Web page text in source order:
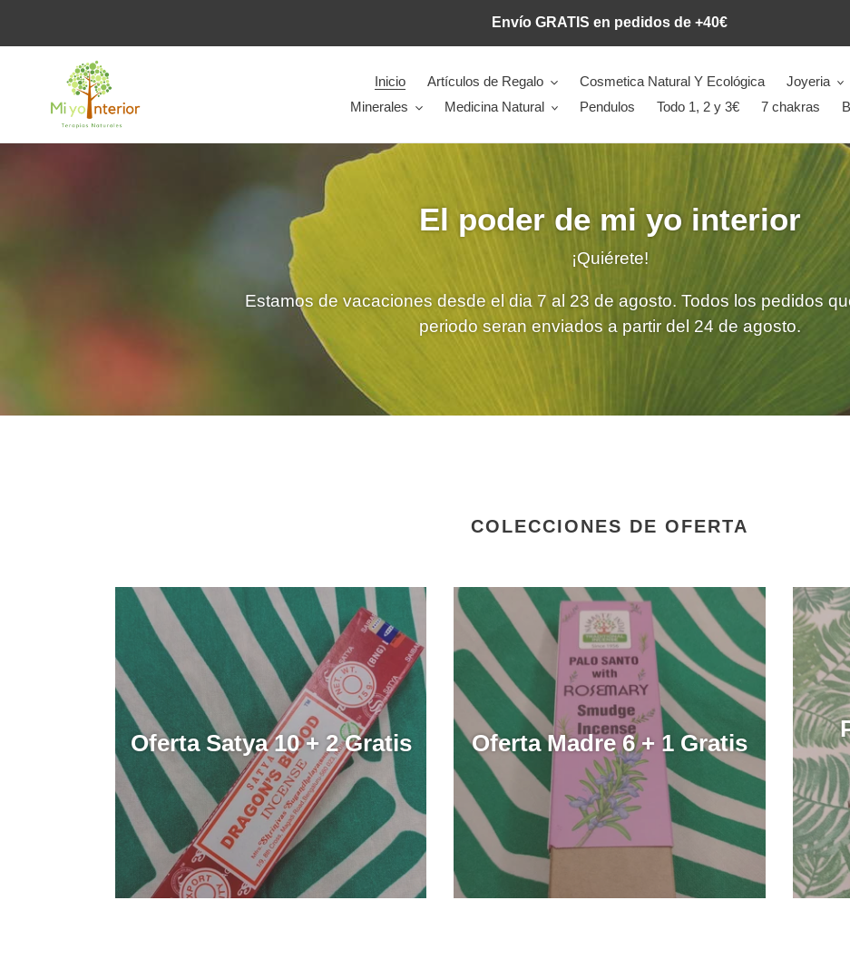
al
Envío GRATIS en pedidos de +40€
Inicio Artículos de Regalo Cosmetica Natural Y Ecológica
Joyeria
Minerales
Medicina Natural Pendulos Todo 1, 2 y 3€ 7 chakras
El poder de mi yo interior
¡Quiérete!
Estamos de vacaciones desde el dia 7 al 23 de agosto. Todos los pedidos
periodo seran enviados a partir del 24 de agosto.
COLECCIONES DE OFERTA
Oferta Satya 10 + 2 Gratis Oferta Madre 6 + 1 Gratis